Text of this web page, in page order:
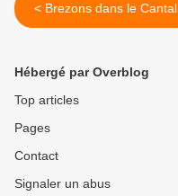
< Brezons dans le Cantal
Hébergé par Overblog
Top articles
Pages
Contact
Signaler un abus